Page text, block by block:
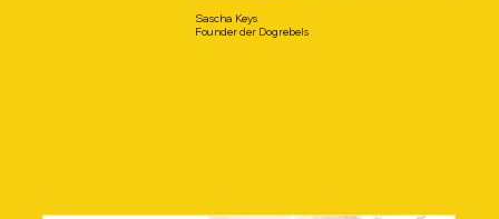
Sascha Keys
Founder der Dogrebels